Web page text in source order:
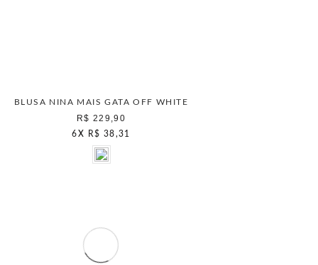
BLUSA NINA MAIS GATA OFF WHITE
R$ 229,90
6 X R$ 38,31